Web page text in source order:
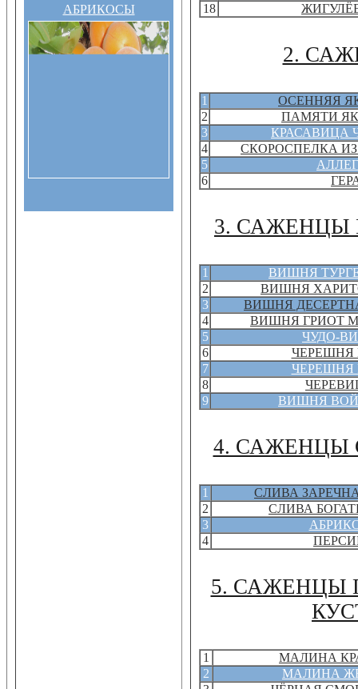
АБРИКОСЫ
18
2.
1
ОСЕННЯЯ
2
ПАМЯТИ
3
КРАСАВИЦА
4
СКОРОСПЕЛКА
5
6
3. САЖЕНЦЫ
1
ВИШНЯ
2
ВИШНЯ
3
ВИШНЯ
4
ВИШНЯ ГРИОТ
5
ЧУДО-
6
ЧЕРЕШНЯ
7
ЧЕРЕШНЯ
8
9
ВИШНЯ
4. САЖЕНЦЫ
1
СЛИВА
2
СЛИВА
3
4
5. САЖЕНЦЫ
1
МАЛИНА
2
МАЛИНА